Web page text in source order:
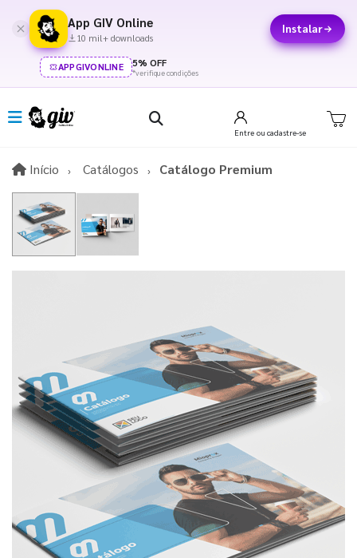
App GIV Online
10 mil+ downloads
Instalar
APPGIVONLINE 5% OFF
*verifique condições
Entre ou cadastre-se
Início InícioCatálogos Catálogo Premium